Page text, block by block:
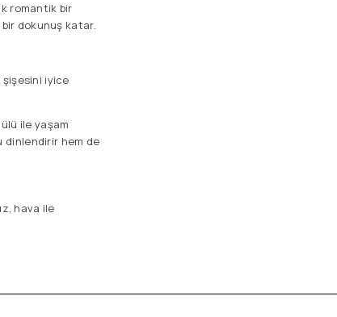
romantik bir
dokunuş katar.
iyice
ile yaşam
dinlendirir hem de
hava ile